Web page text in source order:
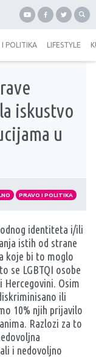
I POLITIKA LIFESTYLE
iskustvo
u
PRAVO I POLITIKA
identiteta i/ili
istih od strane
koje bi to moglo
se LGBTQI osobe
Hercegovini. Osim
ili
10% njih prijavilo
Razlozi za to
i nedovoljno